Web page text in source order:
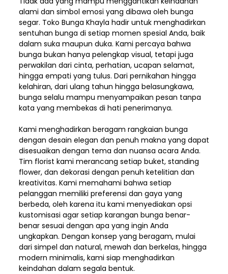
alami dan simbol emosi yang dibawa oleh bunga
segar. Toko Bunga Khayla hadir untuk menghadirkan
sentuhan bunga di setiap momen spesial Anda, baik
dalam suka maupun duka. Kami percaya bahwa
bunga bukan hanya pelengkap visual, tetapi juga
perwakilan dari cinta, perhatian, ucapan selamat,
hingga empati yang tulus. Dari pernikahan hingga
kelahiran, dari ulang tahun hingga belasungkawa,
bunga selalu mampu menyampaikan pesan tanpa
kata yang membekas di hati penerimanya.
Kami menghadirkan beragam rangkaian bunga
dengan desain elegan dan penuh makna yang dapat
disesuaikan dengan tema dan nuansa acara Anda.
Tim florist kami merancang setiap buket, standing
flower, dan dekorasi dengan penuh ketelitian dan
kreativitas. Kami memahami bahwa setiap
pelanggan memiliki preferensi dan gaya yang
berbeda, oleh karena itu kami menyediakan opsi
kustomisasi agar setiap karangan bunga benar-
benar sesuai dengan apa yang ingin Anda
ungkapkan. Dengan konsep yang beragam, mulai
dari simpel dan natural, mewah dan berkelas, hingga
modern minimalis, kami siap menghadirkan
keindahan dalam segala bentuk.